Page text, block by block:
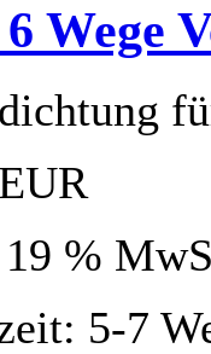
Wege
%
5-7